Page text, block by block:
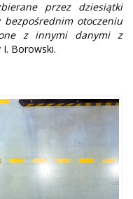
przez dziesiątki
otoczeniu
z innymi danymi z
Borowski.